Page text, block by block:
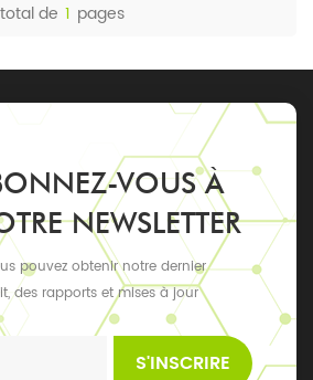
de 1 pages
VOUS À
NEWSLETTER
pouvez obtenir notre dernier
des rapports et mises à jour
événements locaux
S'INSCRIRE